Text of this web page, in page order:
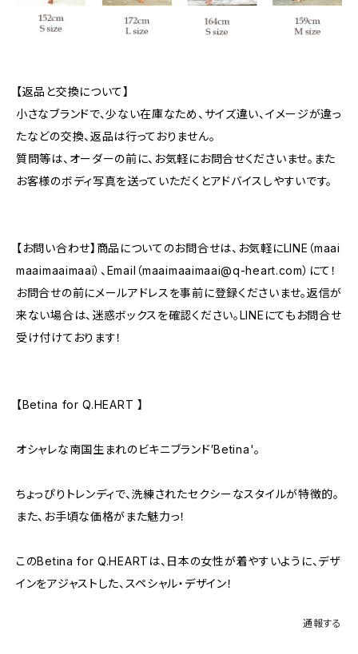
【返品と交換について】
小さなブランドで、少ない在庫なため、サイズ違い、イメージが違っ
たなどの交換、返品は行っておりません。
質問等は、オーダーの前に、お気軽にお問合せくださいませ。また
お客様のボディ写真を送っていただくとアドバイスしやすいです。
【お問い合わせ】商品についてのお問合せは、お気軽にLINE（maai
maaimaaimaai）、Email（maaimaaimaai@q-heart.com）にて！
お問合せの前にメールアドレスを事前に登録くださいませ。返信が
来ない場合は、迷惑ボックスを確認ください。LINEにてもお問合せ
受け付けております！
【Betina for Q.HEART 】
オシャレな南国生まれのビキニブランド′Betina'。
ちょっぴりトレンディで、洗練されたセクシーなスタイルが特徴的。
また、お手頃な価格がまた魅力っ！
このBetina for Q.HEARTは、日本の女性が着やすいように、デザ
インをアジャストした、スペシャル・デザイン！
通報する